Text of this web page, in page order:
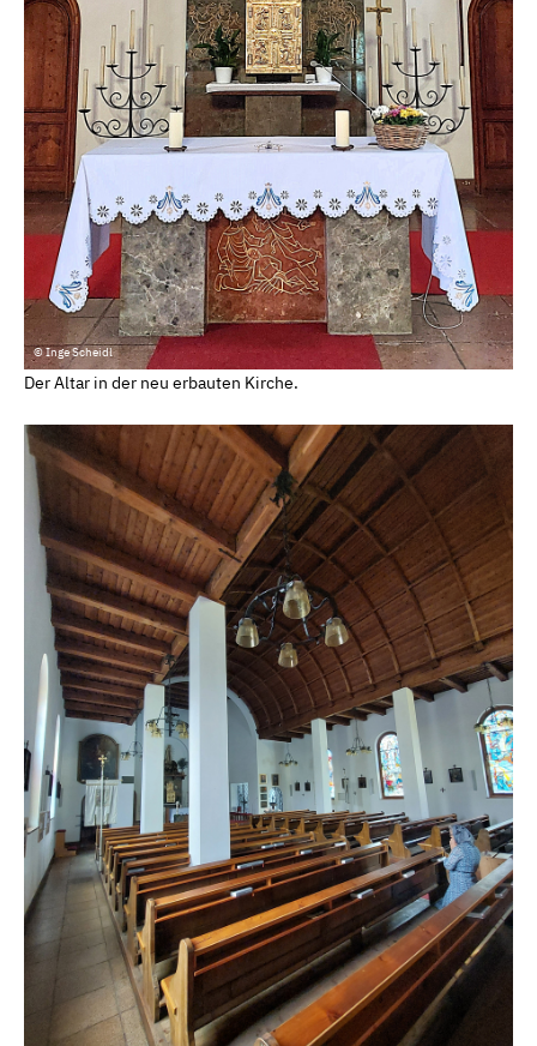
© Inge Scheidl
Der Altar in der neu erbauten Kirche.